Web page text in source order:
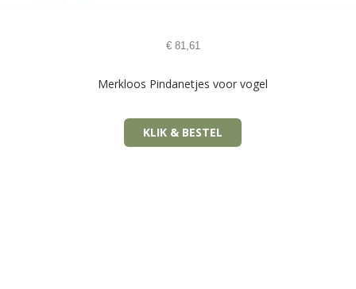
€81,61
Merkloos Pindanetjes voor vogel
KLIK & BESTEL